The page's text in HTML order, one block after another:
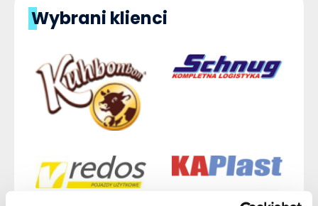
Wybrani klienci